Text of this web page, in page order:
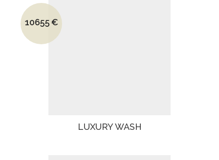
Le prix initial était : 13960€.
10655€
Le prix actuel est : 10655€.
LUXURY WASH